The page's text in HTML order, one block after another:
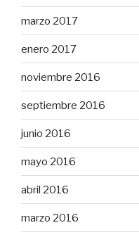
marzo 2017
enero 2017
noviembre 2016
septiembre 2016
junio 2016
mayo 2016
abril 2016
marzo 2016